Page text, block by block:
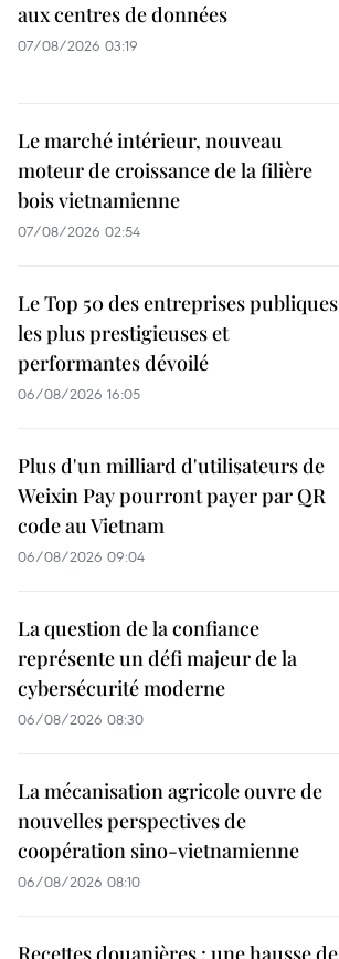
aux centres de données
07/08/2026 03:19
Le marché intérieur, nouveau
moteur de croissance de la filière
bois vietnamienne
07/08/2026 02:54
Le Top 50 des entreprises publiques
les plus prestigieuses et
performantes dévoilé
06/08/2026 16:05
Plus d'un milliard d'utilisateurs de
Weixin Pay pourront payer par QR
code au Vietnam
06/08/2026 09:04
La question de la confiance
représente un défi majeur de la
cybersécurité moderne
06/08/2026 08:30
La mécanisation agricole ouvre de
nouvelles perspectives de
coopération sino-vietnamienne
06/08/2026 08:10
Recettes douanières : une hausse de